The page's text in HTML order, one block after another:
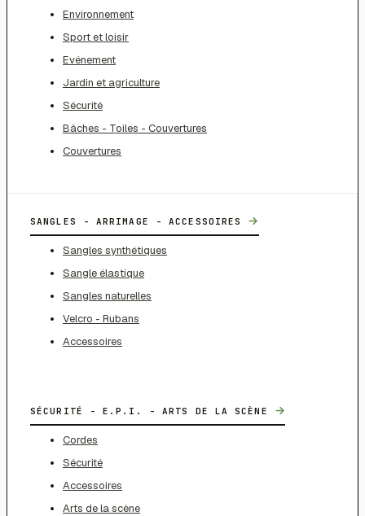
Environnement
Sport et loisir
Evénement
Jardin et agriculture
Sécurité
Bâches - Toiles - Couvertures
Couvertures
SANGLES - ARRIMAGE - ACCESSOIRES →
Sangles synthétiques
Sangle élastique
Sangles naturelles
Velcro - Rubans
Accessoires
SÉCURITÉ - E.P.I. - ARTS DE LA SCÈNE →
Cordes
Sécurité
Accessoires
Arts de la scène